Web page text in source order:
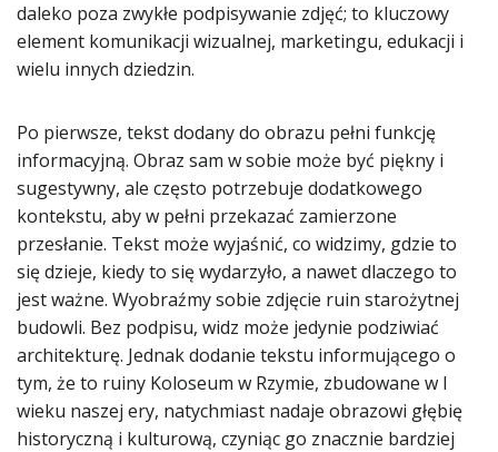
daleko poza zwykłe podpisywanie zdjęć; to kluczowy
element komunikacji wizualnej, marketingu, edukacji i
wielu innych dziedzin.
Po pierwsze, tekst dodany do obrazu pełni funkcję
informacyjną. Obraz sam w sobie może być piękny i
sugestywny, ale często potrzebuje dodatkowego
kontekstu, aby w pełni przekazać zamierzone
przesłanie. Tekst może wyjaśnić, co widzimy, gdzie to
się dzieje, kiedy to się wydarzyło, a nawet dlaczego to
jest ważne. Wyobraźmy sobie zdjęcie ruin starożytnej
budowli. Bez podpisu, widz może jedynie podziwiać
architekturę. Jednak dodanie tekstu informującego o
tym, że to ruiny Koloseum w Rzymie, zbudowane w I
wieku naszej ery, natychmiast nadaje obrazowi głębię
historyczną i kulturową, czyniąc go znacznie bardziej